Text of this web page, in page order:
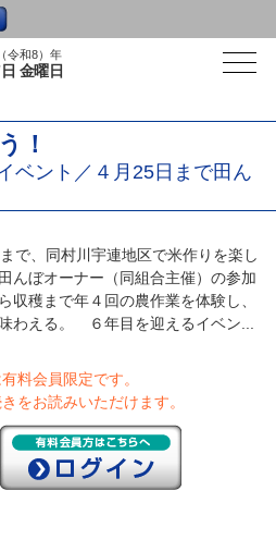
令和8）年
金曜日
！
ベント／４月25日まで田ん
で、同村川宇連地区で米作りを楽し
んぼオーナー（同組合主催）の参加
収穫まで年４回の農作業を体験し、
わえる。 ６年目を迎えるイベン...
料会員限定です。
をお読みいただけます。